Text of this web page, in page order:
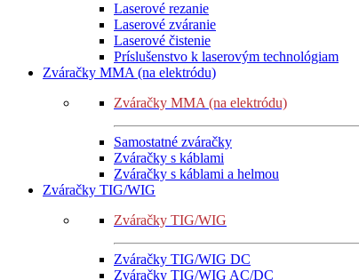
Laserové rezanie
Laserové zváranie
Laserové čistenie
Príslušenstvo k laserovým technológiam
Zváračky MMA (na elektródu)
Zváračky MMA (na elektródu)
Samostatné zváračky
Zváračky s káblami
Zváračky s káblami a helmou
Zváračky TIG/WIG
Zváračky TIG/WIG
Zváračky TIG/WIG DC
Zváračky TIG/WIG AC/DC